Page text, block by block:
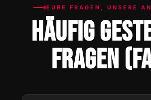
EURE FRAGEN, UNSERE
HÄUFIG
FRAGEN